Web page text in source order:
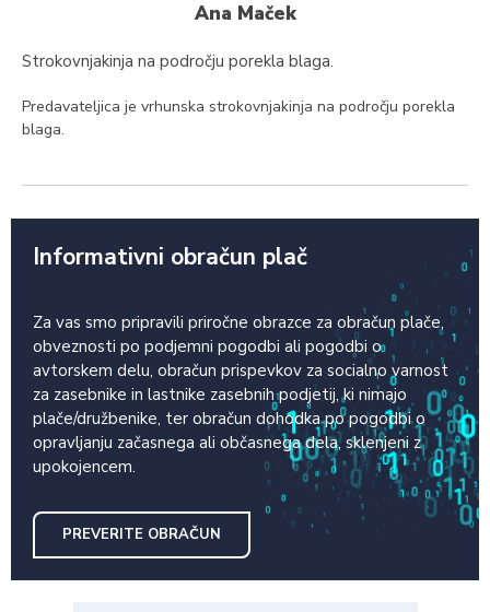
Ana Maček
Strokovnjakinja na področju porekla blaga.
Predavateljica je vrhunska strokovnjakinja na področju porekla
blaga.
Informativni obračun plač
Za vas smo pripravili priročne obrazce za obračun plače,
obveznosti po podjemni pogodbi ali pogodbi o
avtorskem delu, obračun prispevkov za socialno varnost
za zasebnike in lastnike zasebnih podjetij, ki nimajo
plače/družbenike, ter obračun dohodka po pogodbi o
opravljanju začasnega ali občasnega dela, sklenjeni z
upokojencem.
PREVERITE OBRAČUN